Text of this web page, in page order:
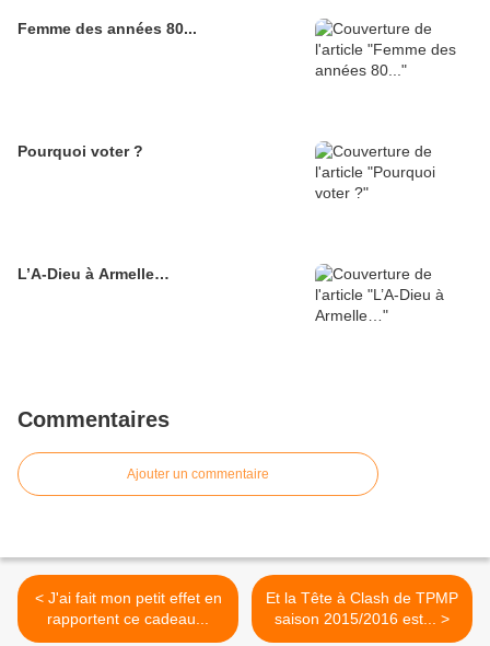
Femme des années 80...
Pourquoi voter ?
L’A-Dieu à Armelle…
Commentaires
Ajouter un commentaire
< J'ai fait mon petit effet en
rapportent ce cadeau...
Et la Tête à Clash de TPMP
saison 2015/2016 est... >